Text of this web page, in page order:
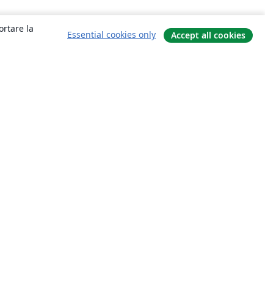
la
Essential cookies only Accept all cookies